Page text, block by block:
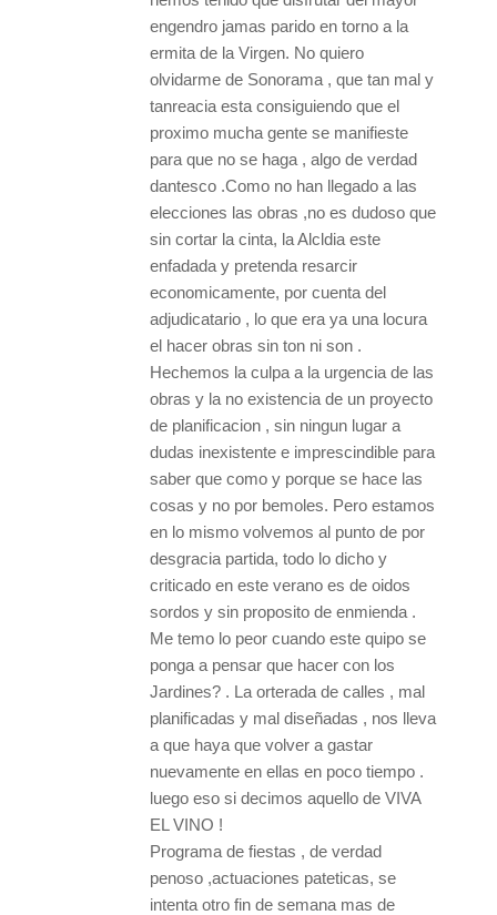
engendro jamas parido en torno a la
ermita de la Virgen. No quiero
olvidarme de Sonorama , que tan mal y
tanreacia esta consiguiendo que el
proximo mucha gente se manifieste
para que no se haga , algo de verdad
dantesco .Como no han llegado a las
elecciones las obras ,no es dudoso que
sin cortar la cinta, la Alcldia este
enfadada y pretenda resarcir
economicamente, por cuenta del
adjudicatario , lo que era ya una locura
el hacer obras sin ton ni son .
Hechemos la culpa a la urgencia de las
obras y la no existencia de un proyecto
de planificacion , sin ningun lugar a
dudas inexistente e imprescindible para
saber que como y porque se hace las
cosas y no por bemoles. Pero estamos
en lo mismo volvemos al punto de por
desgracia partida, todo lo dicho y
criticado en este verano es de oidos
sordos y sin proposito de enmienda .
Me temo lo peor cuando este quipo se
ponga a pensar que hacer con los
Jardines? . La orterada de calles , mal
planificadas y mal diseñadas , nos lleva
a que haya que volver a gastar
nuevamente en ellas en poco tiempo .
luego eso si decimos aquello de VIVA
EL VINO !
Programa de fiestas , de verdad
penoso ,actuaciones pateticas, se
intenta otro fin de semana mas de